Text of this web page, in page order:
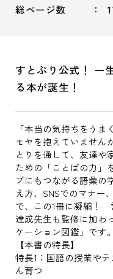
総ページ数
すとぷり公式！ 一
る本が誕生！
「本当の気持ちをう
モヤを抱えていません
とりを通して、友達や
ための「ことばの力」
プにもつながる語彙の
え方、SNSでのマナー
で、この1冊に凝縮！
達成先生も監修に加わ
ケーション図鑑」です。
【本書の特長】
特長1：国語の授業や
ん育つ